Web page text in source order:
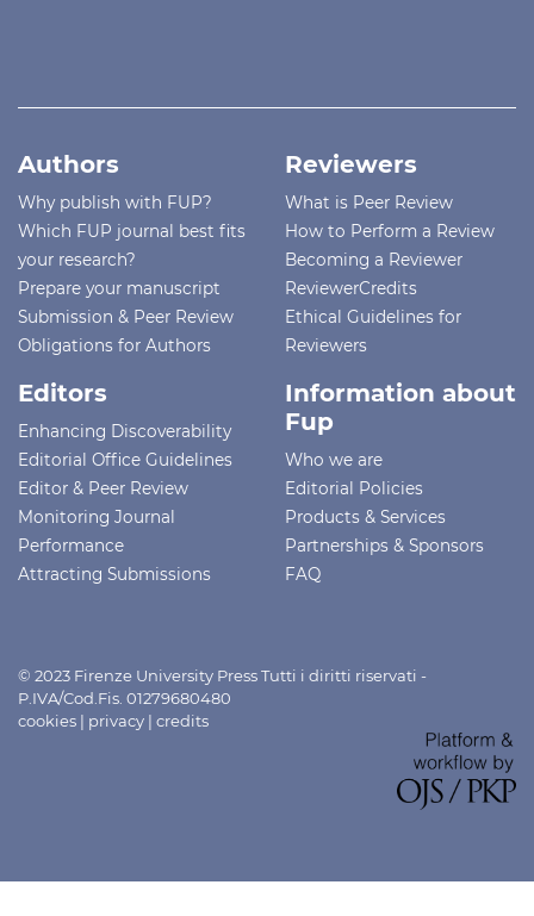
Authors
Why publish with FUP?
Which FUP journal best fits
your research?
Prepare your manuscript
Submission & Peer Review
Obligations for Authors
Reviewers
What is Peer Review
How to Perform a Review
Becoming a Reviewer
ReviewerCredits
Ethical Guidelines for
Reviewers
Editors
Enhancing Discoverability
Editorial Office Guidelines
Editor & Peer Review
Monitoring Journal
Performance
Attracting Submissions
Information about
Fup
Who we are
Editorial Policies
Products & Services
Partnerships & Sponsors
FAQ
© 2023 Firenze University Press Tutti i diritti riservati -
P.IVA/Cod.Fis. 01279680480
cookies | privacy | credits